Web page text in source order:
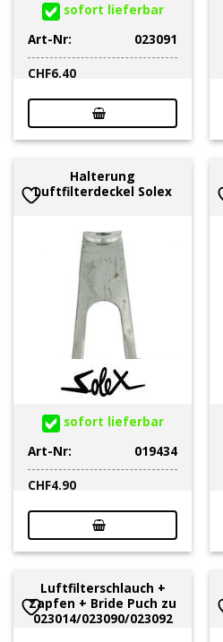
sofort lieferbar
Art-Nr:
023091
CHF6.40
Halterung
Luftfilterdeckel Solex
sofort lieferbar
Art-Nr:
019434
CHF4.90
Luftfilterschlauch +
Zapfen + Bride Puch zu
023014/023090/023092